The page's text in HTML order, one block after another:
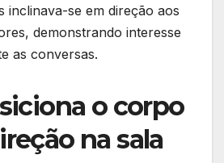
inclinava-se em direção aos
demonstrando interesse
as conversas.
o corpo
na sala